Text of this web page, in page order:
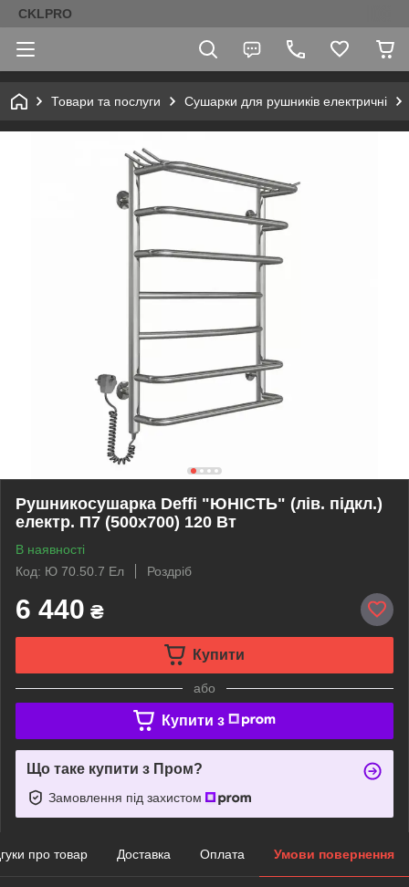
CKLPRO
Товари та послуги Сушарки для рушників електричні
Рушникосушарка Deffi "ЮНІСТЬ" (лів. підкл.)
електр. П7 (500х700) 120 Вт
В наявності
Код: Ю 70.50.7 Ел
Роздріб
6 440 ₴
Купити
або
Купити з
Що таке купити з Пром?
Замовлення під захистом
про товар Доставка Оплата Умови повернення